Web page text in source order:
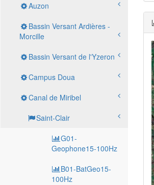
Auzon
Bassin Versant Ardières -
Morcille
Bassin Versant de l'Yzeron
Campus Doua
Canal de Miribel
Saint-Clair
G01-
Geophone15-100Hz
B01-BatGeo15-
100Hz